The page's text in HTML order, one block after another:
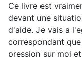
Ce livre est
devant une
d'aide. Je vais a
correspondant
pression sur moi